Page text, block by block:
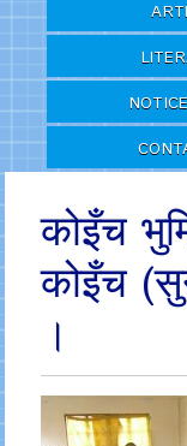
कोइँच
कोइँच
।